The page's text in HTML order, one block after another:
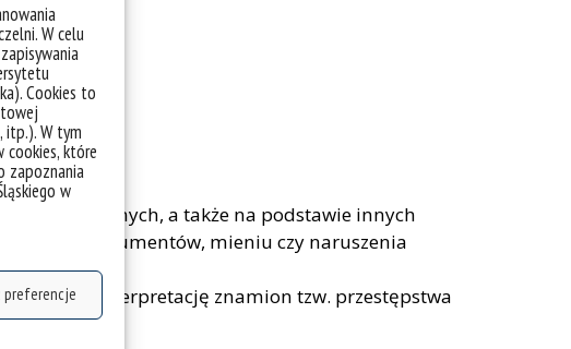
W celu
Cookies to
itp.). W tym
które
zapoznania
w
preferencje
pokrewnych, a także na podstawie innych
dokumentów, mieniu czy naruszenia
na interpretację znamion tzw. przestępstwa